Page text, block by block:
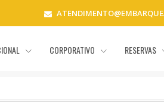
CORPORATIVO RESERVAS